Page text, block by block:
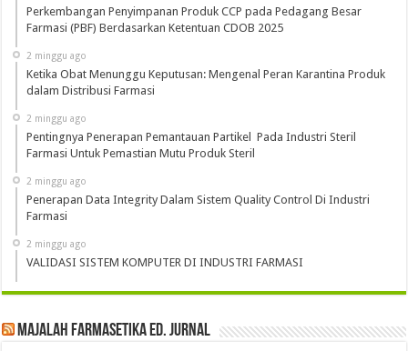
Perkembangan Penyimpanan Produk CCP pada Pedagang Besar
Farmasi (PBF) Berdasarkan Ketentuan CDOB 2025
2 minggu ago
Ketika Obat Menunggu Keputusan: Mengenal Peran Karantina Produk
dalam Distribusi Farmasi
2 minggu ago
Pentingnya Penerapan Pemantauan Partikel Pada Industri Steril
Farmasi Untuk Pemastian Mutu Produk Steril
2 minggu ago
Penerapan Data Integrity Dalam Sistem Quality Control Di Industri
Farmasi
2 minggu ago
VALIDASI SISTEM KOMPUTER DI INDUSTRI FARMASI
Majalah Farmasetika Ed. Jurnal